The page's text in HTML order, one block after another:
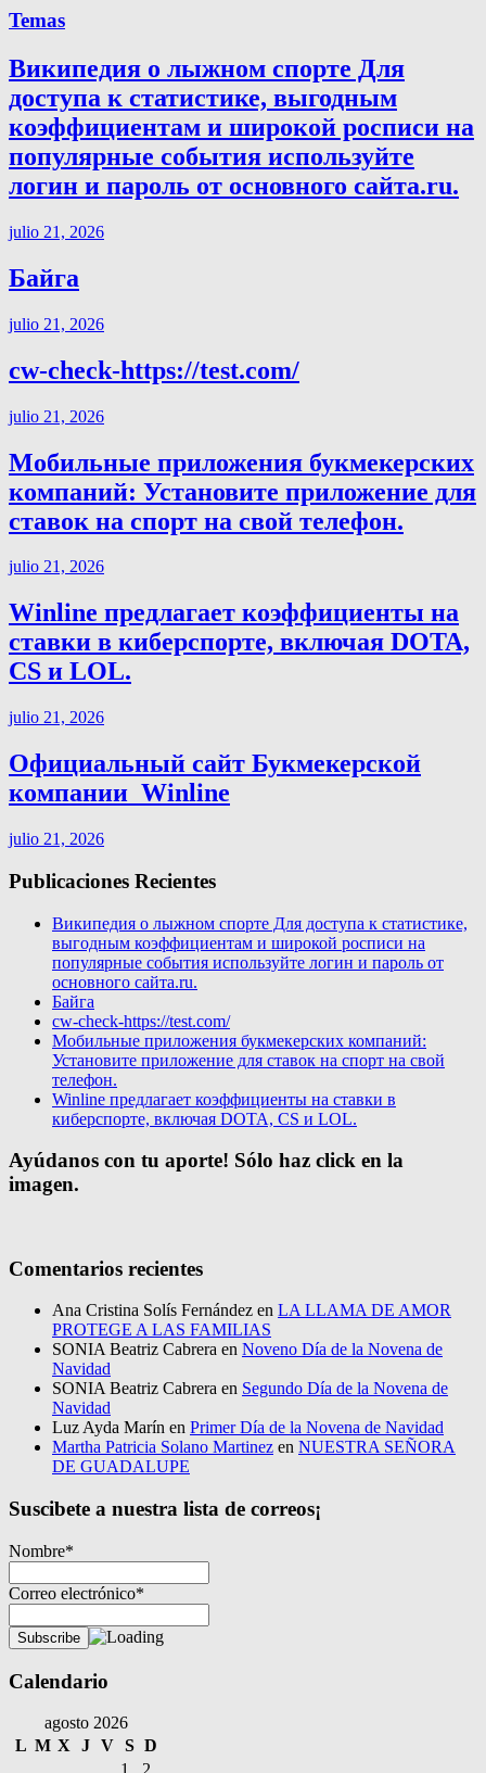
Temas
Википедия о лыжном спорте Для
доступа к статистике, выгодным
коэффициентам и широкой росписи на
популярные события используйте
логин и пароль от основного сайта.ru.
julio 21, 2026
Байга
julio 21, 2026
cw-check-https://test.com/
julio 21, 2026
Мобильные приложения букмекерских
компаний: Установите приложение для
ставок на спорт на свой телефон.
julio 21, 2026
Winline предлагает коэффициенты на
ставки в киберспорте, включая DOTA,
CS и LOL.
julio 21, 2026
Официальный сайт Букмекерской
компании ️ Winline
julio 21, 2026
Publicaciones Recientes
Википедия о лыжном спорте Для доступа к статистике,
выгодным коэффициентам и широкой росписи на
популярные события используйте логин и пароль от
основного сайта.ru.
Байга
cw-check-https://test.com/
Мобильные приложения букмекерских компаний:
Установите приложение для ставок на спорт на свой
телефон.
Winline предлагает коэффициенты на ставки в
киберспорте, включая DOTA, CS и LOL.
Ayúdanos con tu aporte! Sólo haz click en la
imagen.
Comentarios recientes
Ana Cristina Solís Fernández en LA LLAMA DE AMOR
PROTEGE A LAS FAMILIAS
SONIA Beatriz Cabrera en Noveno Día de la Novena de
Navidad
SONIA Beatriz Cabrera en Segundo Día de la Novena de
Navidad
Luz Ayda Marín en Primer Día de la Novena de Navidad
Martha Patricia Solano Martinez en NUESTRA SEÑORA
DE GUADALUPE
Suscibete a nuestra lista de correos¡
Nombre*
Correo electrónico*
Calendario
agosto 2026
L M X J V S D